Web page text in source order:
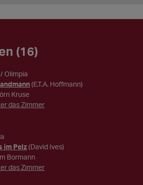
(16)
Olimpia
(E.T.A. Hoffmann)
Kruse
das Zimmer
im Pelz (David Ives)
Bormann
das Zimmer